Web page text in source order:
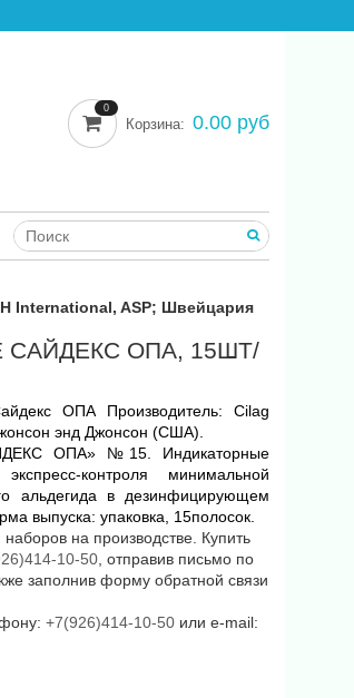
0
Корзина: 0.00 руб
International, ASP; Швейцария
ОПА, 15ШТ/
ОПАПроизводитель: Cilag
энд Джонсон (США).
ОПА» №15. Индикаторные
контроля минимальной
альдегида в дезинфицирующем
выпуска: упаковка, 15полосок.
на производстве. Купить
10-50, отправив письмо по
заполнив форму обратной связи
+7(926)414-10-50или e-mail: